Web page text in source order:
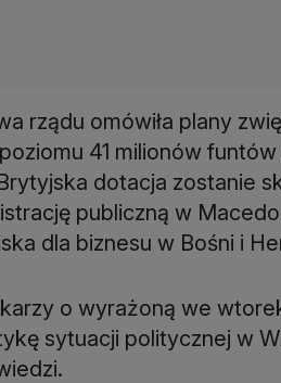
rządu omówiła plany
41 milionów
dotacja zostanie
publiczną w
dla biznesu w Bośni i
o wyrażoną we
sytuacji politycznej w